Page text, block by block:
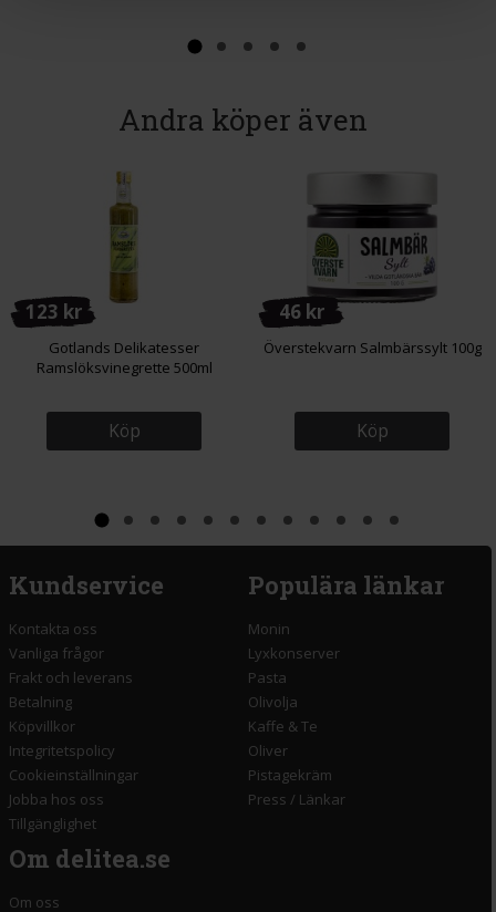
Andra köper även
123 kr
Gotlands Delikatesser
Ramslöksvinegrette 500ml
Köp
46 kr
Överstekvarn Salmbärssylt 100g
Köp
Kundservice
Kontakta oss
Vanliga frågor
Frakt och leverans
Betalning
Köpvillkor
Integritetspolicy
Cookieinställningar
Jobba hos oss
Tillgänglighet
Populära länkar
Monin
Lyxkonserver
Pasta
Olivolja
Kaffe & Te
Oliver
Pistagekräm
Press / Länkar
Om delitea.se
Om oss